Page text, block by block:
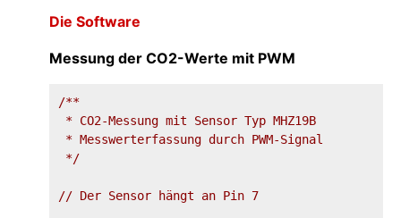
Die Software
Messung der CO2-Werte mit PWM
/**
* CO2-Messung mit Sensor Typ MHZ19B
* Messwerterfassung durch PWM-Signal
*/
// Der Sensor hängt an Pin 7